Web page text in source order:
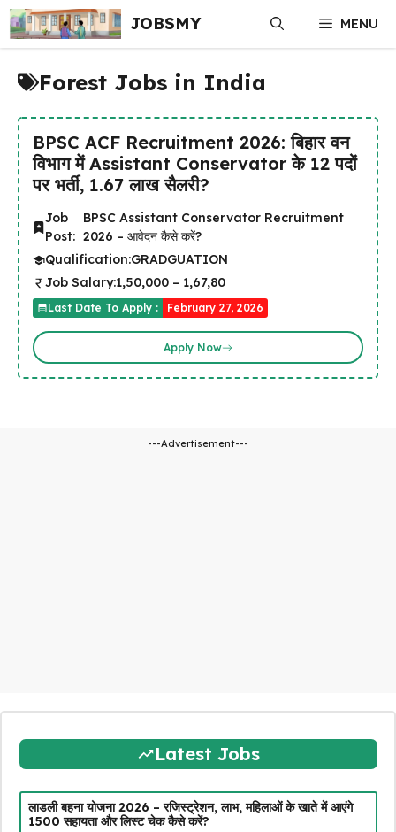
Skip
to
content
JOBSMY MENU
Forest Jobs in India
BPSC ACF Recruitment 2026: बिहार वन
विभाग में Assistant Conservator के 12 पदों
पर भर्ती, ₹1.67 लाख सैलरी?
Job
Post:
BPSC Assistant Conservator Recruitment
2026 – आवेदन कैसे करें?
Qualification:GRADGUATION
Job Salary:₹1,50,000 – ₹1,67,80
Last Date To Apply : February 27, 2026
Apply Now
---Advertisement---
Latest Jobs
लाडली बहना योजना 2026 – रजिस्ट्रेशन, लाभ, महिलाओं के खाते में आएंगे
₹1500 सहायता और लिस्ट चेक कैसे करें?